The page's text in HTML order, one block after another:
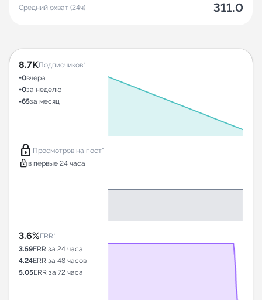
Средний охват (24ч) 311.0
8.7KПодписчиков*
+0вчера
+0за неделю
-65за месяц
lock Просмотров на пост*
lock в первые 24 часа
3.6%ERR*
3.59ERR за 24 часа
4.24ERR за 48 часов
5.05ERR за 72 часа